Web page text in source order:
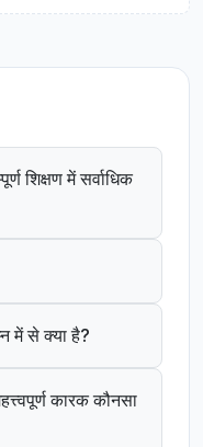
शिक्षण में सर्वाधिक
में से क्या है?
कारक कौनसा